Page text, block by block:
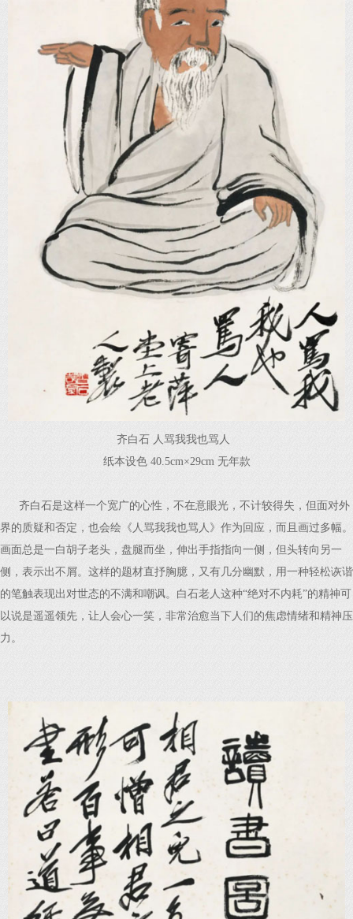
齐白石 人骂我我也骂人
纸本设色 40.5cm×29cm 无年款
齐白石是这样一个宽广的心性，不在意眼光，不计较得失，但面对外
界的质疑和否定，也会绘《人骂我我也骂人》作为回应，而且画过多幅。
画面总是一白胡子老头，盘腿而坐，伸出手指指向一侧，但头转向另一
侧，表示出不屑。这样的题材直抒胸臆，又有几分幽默，用一种轻松诙谐
的笔触表现出对世态的不满和嘲讽。白石老人这种“绝对不内耗”的精神可
以说是遥遥领先，让人会心一笑，非常治愈当下人们的焦虑情绪和精神压
力。